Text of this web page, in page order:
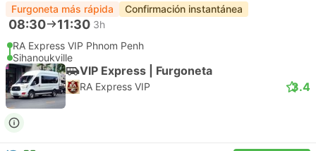
Furgoneta más rápida Confirmación instantánea
08:30 11:30 3h
RA Express VIP Phnom Penh
Sihanoukville
VIP Express | Furgoneta
RA Express VIP 3.4